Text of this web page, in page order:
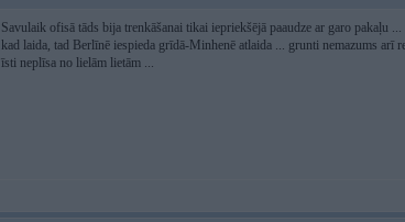
Savulaik ofisā tāds bija trenkāšanai tikai iepriekšējā paaudze ar garo pakaļu
kad laida, tad Berlīnē iespieda grīdā-Minhenē atlaida ... grunti nemazums arī
īsti neplīsa no lielām lietām ...